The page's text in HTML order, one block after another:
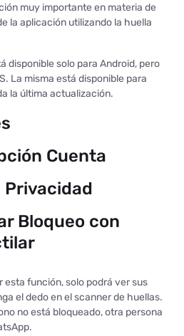
muy importante en materia de
la aplicación utilizando la huella
disponible solo para Android, pero
La misma está disponible para
la última actualización.
Cuenta
Privacidad
Bloqueo con
esta función, solo podrá ver sus
el dedo en el scanner de huellas.
no está bloqueado, otra persona